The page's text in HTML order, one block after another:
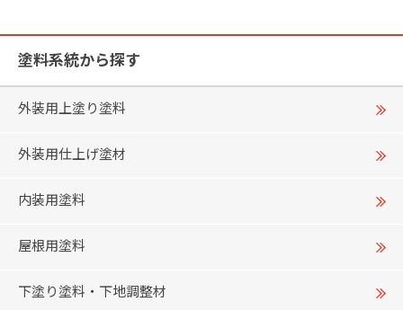
塗料系統から探す
外装用上塗り塗料
外装用仕上げ塗材
内装用塗料
屋根用塗料
下塗り塗料・下地調整材